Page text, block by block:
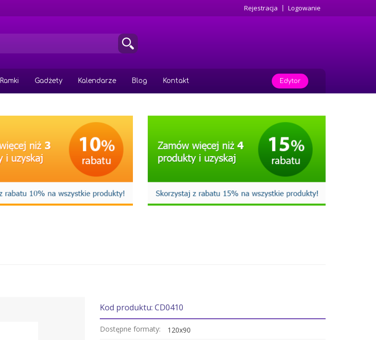
Rejestracja Logowanie
Ramki Gadżety Kalendarze Blog Kontakt Edytor
Kod produktu: CD0410
Dostępne formaty: 120x90